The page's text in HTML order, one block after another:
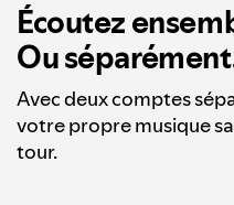
Écoutez
Ou
Avec deux comptes
votre propre musique
tour.